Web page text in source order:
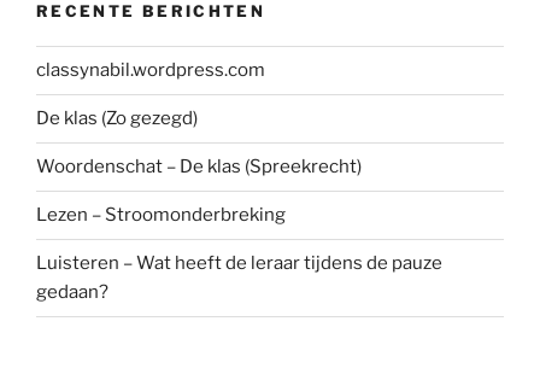
RECENTE BERICHTEN
classynabil.wordpress.com
De klas (Zo gezegd)
Woordenschat – De klas (Spreekrecht)
Lezen – Stroomonderbreking
Luisteren – Wat heeft de leraar tijdens de pauze
gedaan?